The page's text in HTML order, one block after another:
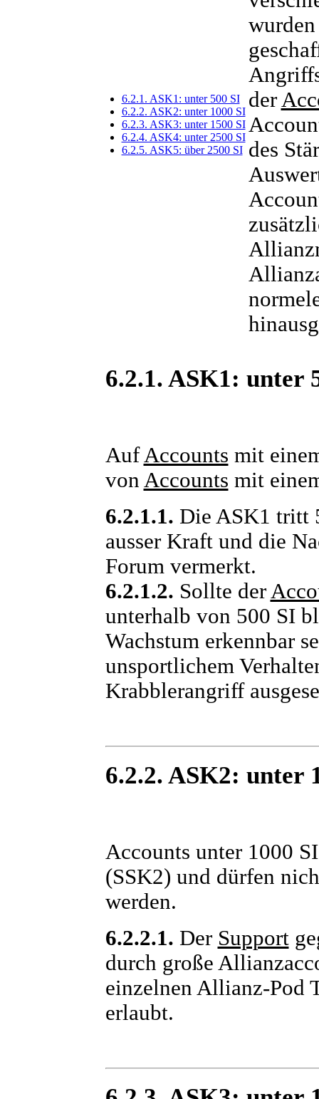
6.2.1. ASK1: unter 500 SI
6.2.2. ASK2: unter 1000 SI
6.2.3. ASK3: unter 1500 SI
6.2.4. ASK4: unter 2500 SI
6.2.5. ASK5: über 2500 SI
der
des
6.2.1. ASK1: unter
AufAccounts mit
von Accounts mit
6.2.1.1. Die ASK1 tritt
ausser Kraft und die
Forum vermerkt.
6.2.1.2. Sollte der
unterhalb von 500 SI
Wachstum erkennbar
unsportlichem
Krabblerangriff
6.2.2. ASK2: unter
Accounts unter 1000
(SSK2) und dürfen
werden.
6.2.2.1. Der Support
durch große
einzelnen Allianz-Pod
erlaubt.